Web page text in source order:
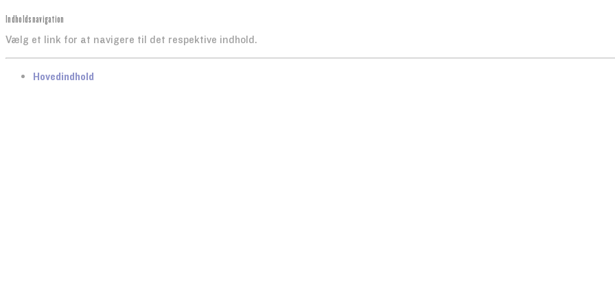
Indholdsnavigation
Vælg et link for at navigere til det respektive indhold.
gå til
Hovedindhold